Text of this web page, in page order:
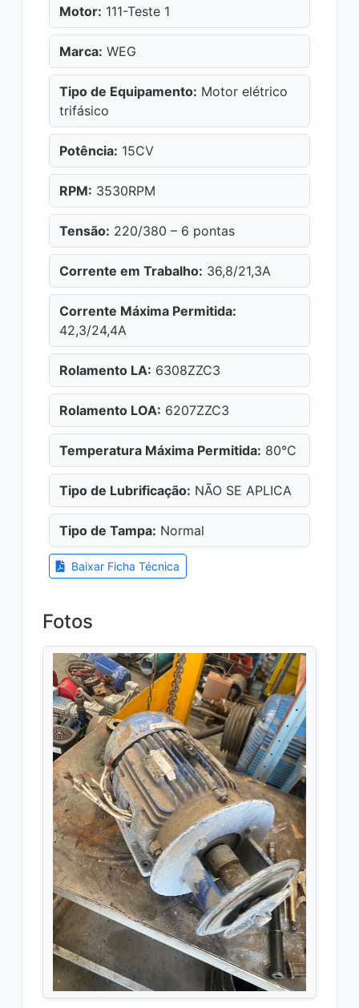
Motor: 111-Teste 1
Marca: WEG
Tipo de Equipamento: Motor elétrico
trifásico
Potência: 15CV
RPM: 3530RPM
Tensão: 220/380 – 6 pontas
Corrente em Trabalho: 36,8/21,3A
Corrente Máxima Permitida:
42,3/24,4A
Rolamento LA: 6308ZZC3
Rolamento LOA: 6207ZZC3
Temperatura Máxima Permitida: 80°C
Tipo de Lubrificação: NÃO SE APLICA
Tipo de Tampa: Normal
Baixar Ficha Técnica
Fotos